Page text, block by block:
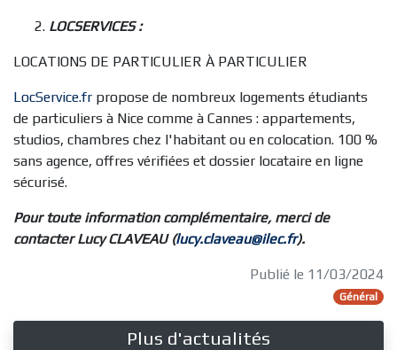
LOCSERVICES :
LOCATIONS DE PARTICULIER À PARTICULIER
LocService.fr propose de nombreux logements étudiants
de particuliers à Nice comme à Cannes : appartements,
studios, chambres chez l'habitant ou en colocation. 100 %
sans agence, offres vérifiées et dossier locataire en ligne
sécurisé.
Pour toute information complémentaire, merci de
contacter Lucy CLAVEAU (lucy.claveau@ilec.fr).
Publié le 11/03/2024
Général
Plus d'actualités